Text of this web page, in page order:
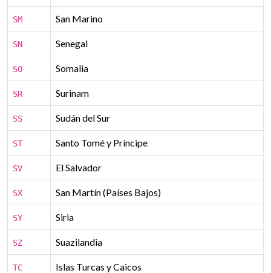
SM San Marino
SN Senegal
SO Somalia
SR Surinam
SS Sudán del Sur
ST Santo Tomé y Príncipe
SV El Salvador
SX San Martín (Países Bajos)
SY Siria
SZ Suazilandia
TC Islas Turcas y Caicos